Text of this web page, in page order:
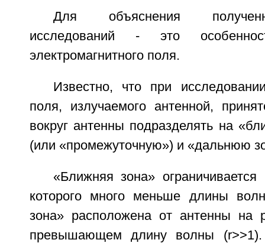
Для объяснения
исследований - это
электромагнитного поля.
Известно, что при
поля, излучаемого антенной,
вокруг антенны подразделять на
(или «промежуточную») и «дальнюю
«Ближняя зона»
которого много меньше длины
зона» расположена от антенны на
превышающем длину волны